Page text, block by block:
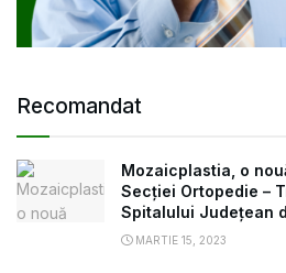
Recomandat
Mozaicplastia, o
Secției Ortopedie –
Spitalului Județean
MARTIE 15, 2023